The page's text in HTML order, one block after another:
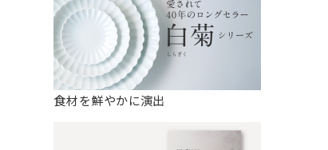
食材を鮮やかに演出